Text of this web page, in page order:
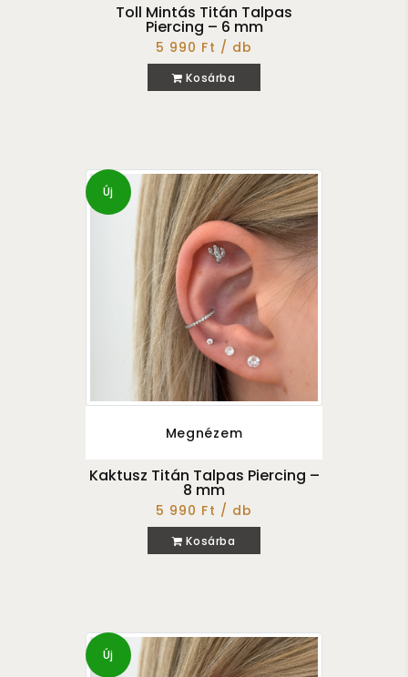
Toll Mintás Titán Talpas
Piercing – 6 mm
5 990 Ft / db
Kosárba
Új
Megnézem
Kaktusz Titán Talpas Piercing –
8 mm
5 990 Ft / db
Kosárba
Új